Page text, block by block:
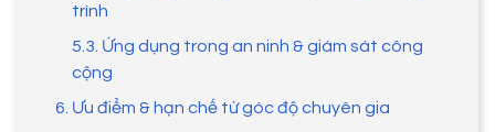
trình
5.3. Ứng dụng trong an ninh & giám sát công
cộng
6. Ưu điểm & hạn chế từ góc độ chuyên gia